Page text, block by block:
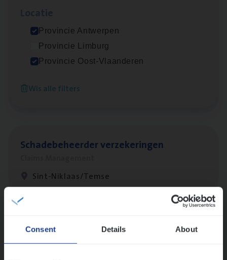
Consent Details About
Provincie Antwerpen
Provincie Limburg
Provincie Oost-Vlaanderen
Wis alle filters
Scha­de Expert Fleet
Antwerpen
Scha­de­be­heer­der verzekeringen
Sint-Niklaas/Temse
Lees onze verhalen
Meer dan collega’s: hoe Julie en Aurélie elkaar